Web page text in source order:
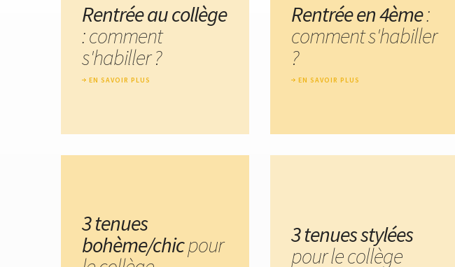
Rentrée au collège
: comment
s'habiller ?
EN SAVOIR PLUS
Rentrée en 4ème:
comment s'habiller
?
EN SAVOIR PLUS
3 tenues
bohème/chicpour
3 tenues stylées
pour le collège